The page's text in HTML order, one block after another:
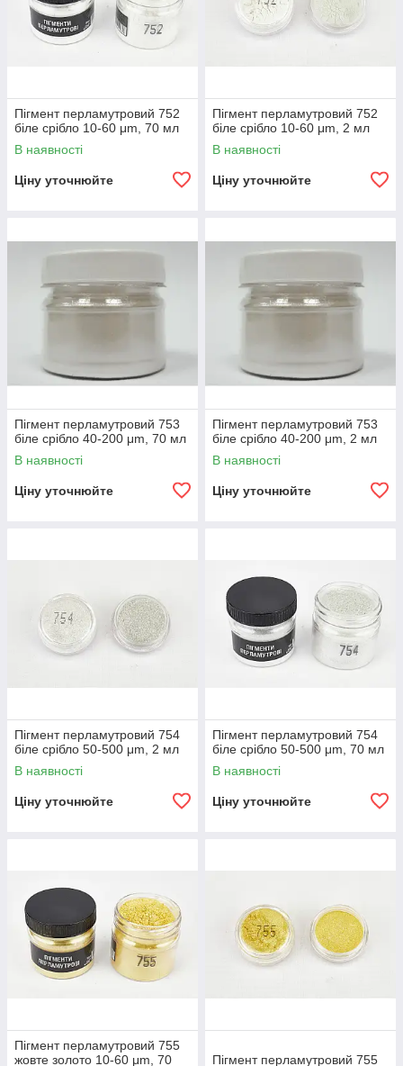
Пігмент перламутровий 752
біле срібло 10-60 μm, 70 мл
В наявності
Ціну уточнюйте
Пігмент перламутровий 752
біле срібло 10-60 μm, 2 мл
В наявності
Ціну уточнюйте
Пігмент перламутровий 753
біле срібло 40-200 μm, 70 мл
В наявності
Ціну уточнюйте
Пігмент перламутровий 753
біле срібло 40-200 μm, 2 мл
В наявності
Ціну уточнюйте
Пігмент перламутровий 754
біле срібло 50-500 μm, 2 мл
В наявності
Ціну уточнюйте
Пігмент перламутровий 754
біле срібло 50-500 μm, 70 мл
В наявності
Ціну уточнюйте
Пігмент перламутровий 755
жовте золото 10-60 μm, 70
Пігмент перламутровий 755